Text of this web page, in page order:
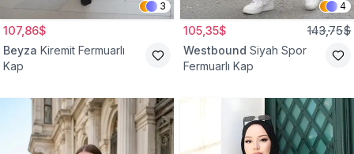
3
107,86$
Beyza Kiremit Fermuarlı
Kap
4
105,35$ 143,75$
Westbound Siyah Spor
Fermuarlı Kap